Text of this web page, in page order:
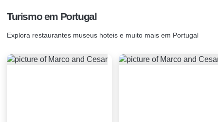
Turismo em Portugal
Explora restaurantes museus hoteis e muito mais em Portugal